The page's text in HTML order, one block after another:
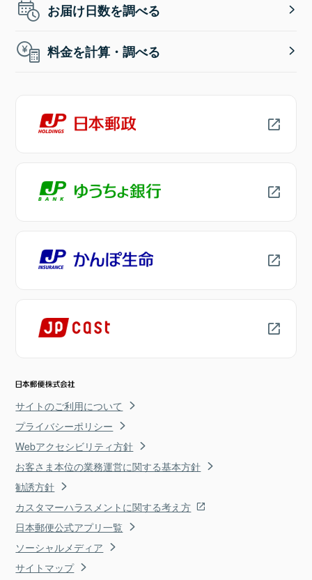
お届け日数を調べる
料金を計算・調べる
サイトのご利用について
プライバシーポリシー
Webアクセシビリティ方針
お客さま本位の業務運営に関する基本方針
勧誘方針
カスタマーハラスメントに関する考え方
日本郵便公式アプリ一覧
ソーシャルメディア
サイトマップ